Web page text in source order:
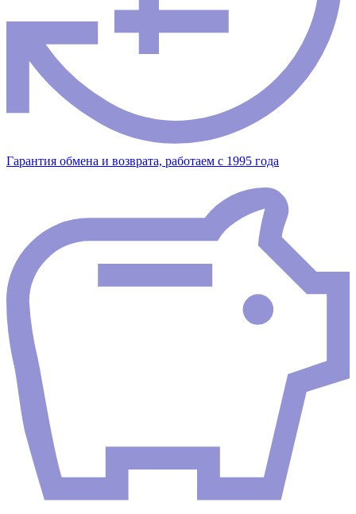
Гарантия обмена и возврата, работаем с 1995 года